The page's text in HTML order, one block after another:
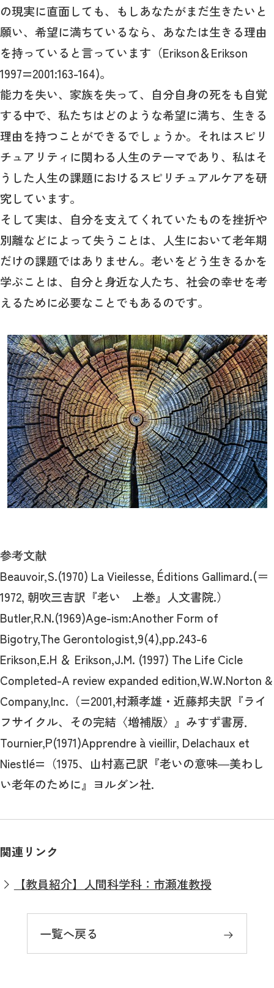
の現実に直面しても、もしあなたがまだ生きたいと
願い、希望に満ちているなら、あなたは生きる理由
を持っていると言っています（Erikson＆Erikson
1997=2001:163-164)。
能力を失い、家族を失って、自分自身の死をも自覚
する中で、私たちはどのような希望に満ち、生きる
理由を持つことができるでしょうか。それはスピリ
チュアリティに関わる人生のテーマであり、私はそ
うした人生の課題におけるスピリチュアルケアを研
究しています。
そして実は、自分を支えてくれていたものを挫折や
別離などによって失うことは、人生において老年期
だけの課題ではありません。老いをどう生きるかを
学ぶことは、自分と身近な人たち、社会の幸せを考
えるために必要なことでもあるのです。
参考文献
Beauvoir,S.(1970) La Vieilesse, Éditions Gallimard.(＝
1972, 朝吹三吉訳『老い 上巻』人文書院.）
Butler,R.N.(1969)Age-ism:Another Form of
Bigotry,The Gerontologist,9(4),pp.243-6
Erikson,E.H ＆ Erikson,J.M. (1997) The Life Cicle
Completed-A review expanded edition,W.W.Norton &
Company,Inc.（=2001,村瀬孝雄・近藤邦夫訳『ライ
フサイクル、その完結〈増補版〉』みすず書房．
Tournier,P(1971)Apprendre à vieillir, Delachaux et
Niestlé=（1975、山村嘉己訳『老いの意味―美わし
い老年のために』ヨルダン社.
関連リンク
【教員紹介】人間科学科：市瀬准教授
一覧へ戻る